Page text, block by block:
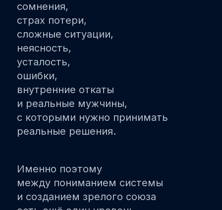
сомнения,
страх потери,
сложные ситуации,
неясность,
усталость,
ошибки,
внутренние откаты
и реальные мужчины,
с которыми нужно принимать
реальные решения.
Именно поэтому
между пониманием системы
и созданием зрелого союза